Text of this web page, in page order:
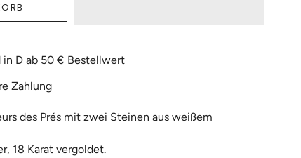
in D ab 50 € Bestellwert
Zahlung
des Prés mit zwei Steinen aus weißem
18 Karat vergoldet.